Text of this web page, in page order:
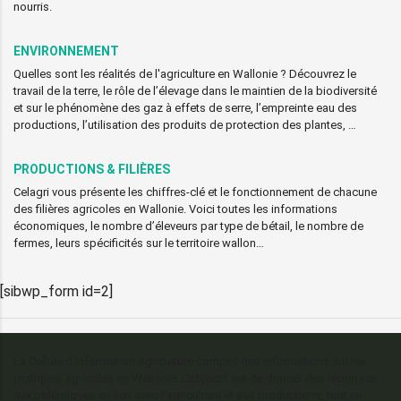
nourris.
ENVIRONNEMENT
Quelles sont les réalités de l'agriculture en Wallonie ? Découvrez le
travail de la terre, le rôle de l’élevage dans le maintien de la biodiversité
et sur le phénomène des gaz à effets de serre, l’empreinte eau des
productions, l’utilisation des produits de protection des plantes, …
PRODUCTIONS & FILIÈRES
Celagri vous présente les chiffres-clé et le fonctionnement de chacune
des filières agricoles en Wallonie. Voici toutes les informations
économiques, le nombre d’éleveurs par type de bétail, le nombre de
fermes, leurs spécificités sur le territoire wallon…
[sibwp_form id=2]